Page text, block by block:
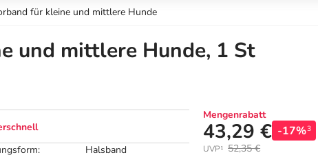
für kleine und mittlere Hunde
und mittlere Hunde, 1 St
Halsband
Mengenrabatt
43,29 € -17%3
UVP¹ 52,35 €